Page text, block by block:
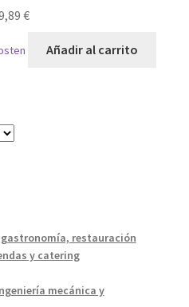
€
Añadir al carrito
restauración
y catering
mecánica y